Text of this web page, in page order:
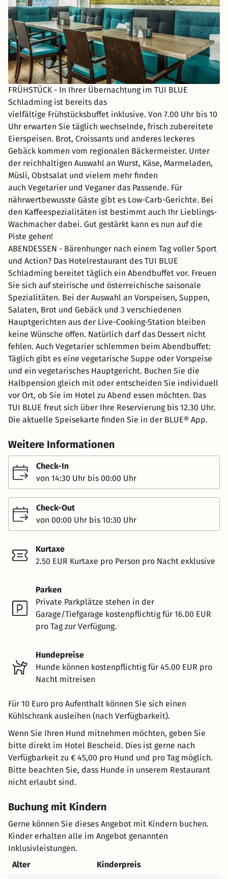
FRÜHSTÜCK - In Ihrer Übernachtung im TUI BLUE
Schladming ist bereits das
vielfältige Frühstücksbuffet inklusive. Von 7.00 Uhr bis 10
Uhr erwarten Sie täglich wechselnde, frisch zubereitete
Eierspeisen. Brot, Croissants und anderes leckeres
Gebäck kommen vom regionalen Bäckermeister. Unter
der reichhaltigen Auswahl an Wurst, Käse, Marmeladen,
Müsli, Obstsalat und vielem mehr finden
auch Vegetarier und Veganer das Passende. Für
nährwertbewusste Gäste gibt es Low-Carb-Gerichte. Bei
den Kaffeespezialitäten ist bestimmt auch Ihr Lieblings-
Wachmacher dabei. Gut gestärkt kann es nun auf die
Piste gehen!
ABENDESSEN - Bärenhunger nach einem Tag voller Sport
und Action? Das Hotelrestaurant des TUI BLUE
Schladming bereitet täglich ein Abendbuffet vor. Freuen
Sie sich auf steirische und österreichische saisonale
Spezialitäten. Bei der Auswahl an Vorspeisen, Suppen,
Salaten, Brot und Gebäck und 3 verschiedenen
Hauptgerichten aus der Live-Cooking-Station bleiben
keine Wünsche offen. Natürlich darf das Dessert nicht
fehlen. Auch Vegetarier schlemmen beim Abendbuffet:
Täglich gibt es eine vegetarische Suppe oder Vorspeise
und ein vegetarisches Hauptgericht. Buchen Sie die
Halbpension gleich mit oder entscheiden Sie individuell
vor Ort, ob Sie im Hotel zu Abend essen möchten. Das
TUI BLUE freut sich über Ihre Reservierung bis 12.30 Uhr.
Die aktuelle Speisekarte finden Sie in der BLUE® App.
Weitere Informationen
Check-In
von 14:30 Uhr bis 00:00 Uhr
Check-Out
von 00:00 Uhr bis 10:30 Uhr
Kurtaxe
2.50 EUR Kurtaxe pro Person pro Nacht exklusive
Parken
Private Parkplätze stehen in der
Garage/Tiefgarage kostenpflichtig für 16.00 EUR
pro Tag zur Verfügung.
Hundepreise
Hunde können kostenpflichtig für 45.00 EUR pro
Nacht mitreisen
Für 10 Euro pro Aufenthalt können Sie sich einen
Kühlschrank ausleihen (nach Verfügbarkeit).
Wenn Sie Ihren Hund mitnehmen möchten, geben Sie
bitte direkt im Hotel Bescheid. Dies ist gerne nach
Verfügbarkeit zu € 45,00 pro Hund und pro Tag möglich.
Bitte beachten Sie, dass Hunde in unserem Restaurant
nicht erlaubt sind.
Buchung mit Kindern
Gerne können Sie dieses Angebot mit Kindern buchen.
Kinder erhalten alle im Angebot genannten
Inklusivleistungen.
Alter
Kinderpreis